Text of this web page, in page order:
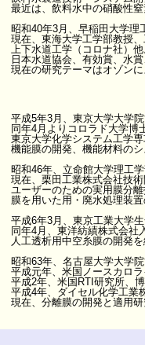
最近は、飲料水中の硝酸性
昭和40年3月、早稲田大学理
現在、東海大学工学部教授
上下水道工学（コロナ社）他
日本水道協会、有効賞、水
現在の研究テーマはオゾン
平成5年3月、東京大学大学
同年4月よりコロラド大学博
東京大学化学システム工学
機能膜の開発、機能材料の
昭和46年、立命館大学理工
現在、栗田工業株式会社技
ユーザーのための実用膜分
膜を用いた用・廃水処理装
平成6年3月、東京工業大学
同年4月、東洋紡績株式会社
人工透析用中空糸膜の開発
昭和63年、名古屋大学大学
平成元年、米国ノースカロ
平成2年、米国RTI研究所、
平成4年、ダイセル化学工業
現在、分離膜の開発と適用